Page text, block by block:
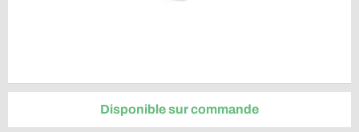
Disponible sur commande